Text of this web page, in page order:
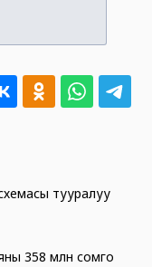
тууралуу
358 млн сомго